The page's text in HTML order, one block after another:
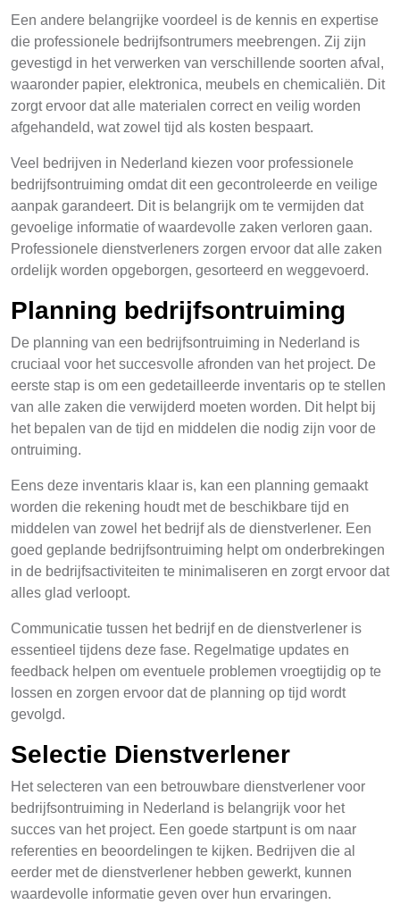
Een andere belangrijke voordeel is de kennis en expertise
die professionele bedrijfsontrumers meebrengen. Zij zijn
gevestigd in het verwerken van verschillende soorten afval,
waaronder papier, elektronica, meubels en chemicaliën. Dit
zorgt ervoor dat alle materialen correct en veilig worden
afgehandeld, wat zowel tijd als kosten bespaart.
Veel bedrijven in Nederland kiezen voor professionele
bedrijfsontruiming omdat dit een gecontroleerde en veilige
aanpak garandeert. Dit is belangrijk om te vermijden dat
gevoelige informatie of waardevolle zaken verloren gaan.
Professionele dienstverleners zorgen ervoor dat alle zaken
ordelijk worden opgeborgen, gesorteerd en weggevoerd.
Planning bedrijfsontruiming
De planning van een bedrijfsontruiming in Nederland is
cruciaal voor het succesvolle afronden van het project. De
eerste stap is om een gedetailleerde inventaris op te stellen
van alle zaken die verwijderd moeten worden. Dit helpt bij
het bepalen van de tijd en middelen die nodig zijn voor de
ontruiming.
Eens deze inventaris klaar is, kan een planning gemaakt
worden die rekening houdt met de beschikbare tijd en
middelen van zowel het bedrijf als de dienstverlener. Een
goed geplande bedrijfsontruiming helpt om onderbrekingen
in de bedrijfsactiviteiten te minimaliseren en zorgt ervoor dat
alles glad verloopt.
Communicatie tussen het bedrijf en de dienstverlener is
essentieel tijdens deze fase. Regelmatige updates en
feedback helpen om eventuele problemen vroegtijdig op te
lossen en zorgen ervoor dat de planning op tijd wordt
gevolgd.
Selectie Dienstverlener
Het selecteren van een betrouwbare dienstverlener voor
bedrijfsontruiming in Nederland is belangrijk voor het
succes van het project. Een goede startpunt is om naar
referenties en beoordelingen te kijken. Bedrijven die al
eerder met de dienstverlener hebben gewerkt, kunnen
waardevolle informatie geven over hun ervaringen.